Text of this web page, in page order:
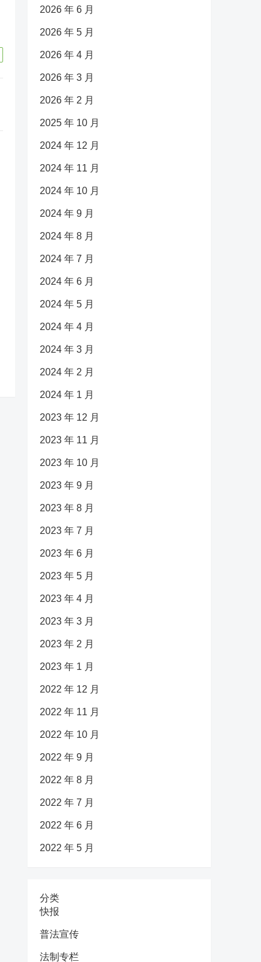
2026 年 6 月
2026 年 5 月
2026 年 4 月
2026 年 3 月
2026 年 2 月
2025 年 10 月
2024 年 12 月
2024 年 11 月
2024 年 10 月
2024 年 9 月
2024 年 8 月
2024 年 7 月
2024 年 6 月
2024 年 5 月
2024 年 4 月
2024 年 3 月
2024 年 2 月
2024 年 1 月
2023 年 12 月
2023 年 11 月
2023 年 10 月
2023 年 9 月
2023 年 8 月
2023 年 7 月
2023 年 6 月
2023 年 5 月
2023 年 4 月
2023 年 3 月
2023 年 2 月
2023 年 1 月
2022 年 12 月
2022 年 11 月
2022 年 10 月
2022 年 9 月
2022 年 8 月
2022 年 7 月
2022 年 6 月
2022 年 5 月
分类
快报
普法宣传
法制专栏